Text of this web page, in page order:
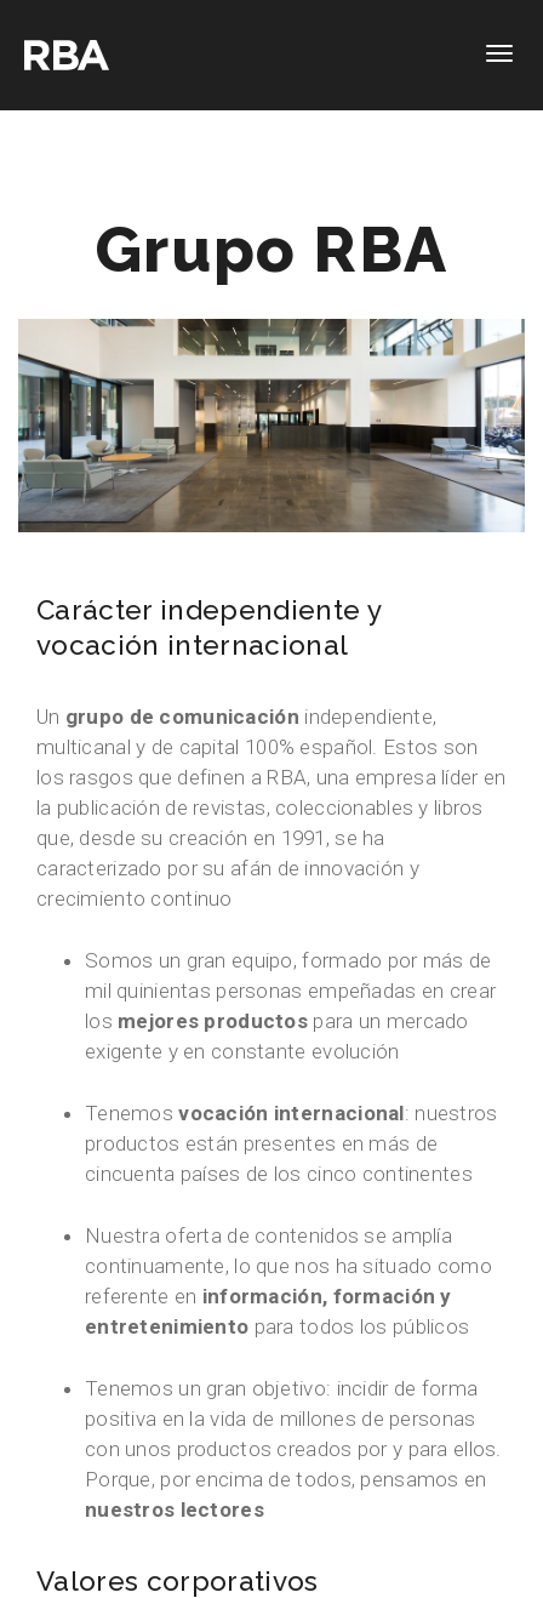
Grupo RBA
Carácter independiente y
vocación internacional
Un grupo de comunicación independiente,
multicanal y de capital 100% español. Estos son
los rasgos que definen a RBA, una empresa líder en
la publicación de revistas, coleccionables y libros
que, desde su creación en 1991, se ha
caracterizado por su afán de innovación y
crecimiento continuo
Somos un gran equipo, formado por más de
mil quinientas personas empeñadas en crear
los mejores productos para un mercado
exigente y en constante evolución
Tenemosvocación internacional: nuestros
productos están presentes en más de
cincuenta países de los cinco continentes
Nuestra oferta de contenidos se amplía
continuamente, lo que nos ha situado como
referente en información, formación y
entretenimiento para todos los públicos
Tenemos un gran objetivo: incidir de forma
positiva en la vida de millones de personas
con unos productos creados por y para ellos.
Porque, por encima de todos, pensamos en
nuestros lectores
Valores corporativos